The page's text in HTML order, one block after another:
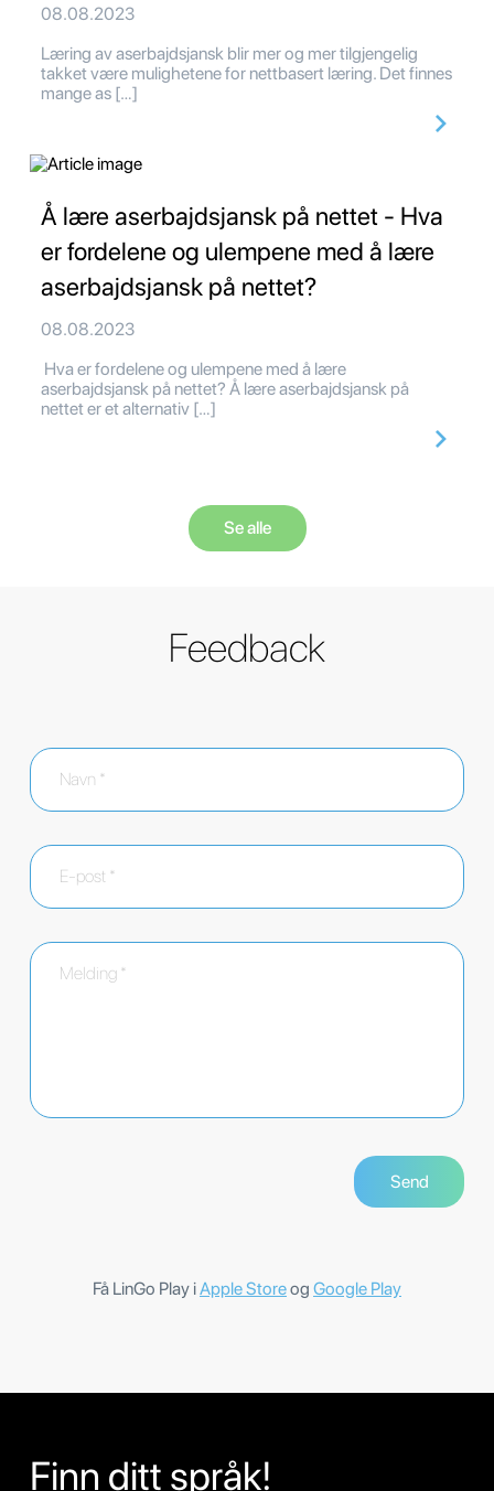
08.08.2023
Læring av aserbajdsjansk blir mer og mer tilgjengelig
takket være mulighetene for nettbasert læring. Det finnes
mange as […]
Å lære aserbajdsjansk på nettet - Hva
er fordelene og ulempene med å lære
aserbajdsjansk på nettet?
08.08.2023
Hva er fordelene og ulempene med å lære
aserbajdsjansk på nettet? Å lære aserbajdsjansk på
nettet er et alternativ […]
Se alle
Feedback
Få LinGo Play iApple Storeog Google Play
Finn ditt språk!